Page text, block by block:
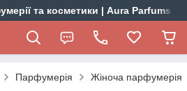
та косметики | Aura Parfums
Парфумерія Жіноча парфумерія